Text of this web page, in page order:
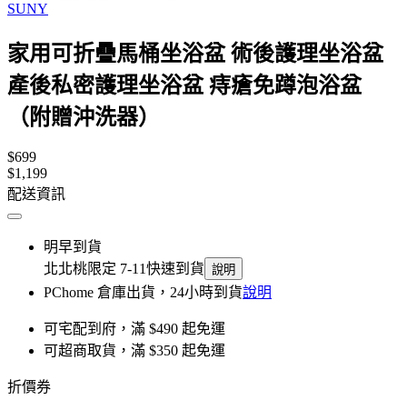
SUNY
家用可折疊馬桶坐浴盆 術後護理坐浴盆
產後私密護理坐浴盆 痔瘡免蹲泡浴盆
（附贈沖洗器）
$699
$1,199
配送資訊
明早到貨
北北桃限定 7-11快速到貨 說明
PChome 倉庫出貨，24小時到貨說明
可宅配到府，滿 $490 起免運
可超商取貨，滿 $350 起免運
折價券